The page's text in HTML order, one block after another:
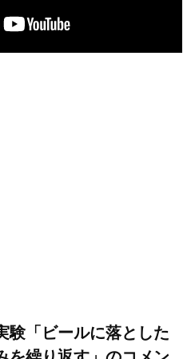
験「ビールに落とした